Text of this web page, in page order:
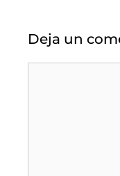
Deja un